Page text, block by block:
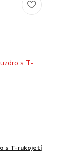
s T-rukojetí